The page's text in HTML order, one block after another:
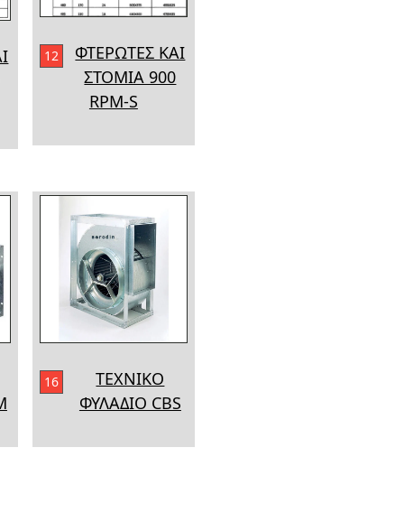
12
ΦΤΕΡΩΤΕΣ ΚΑΙ
ΣΤΟΜΙΑ 900
RPM-S
16
ΤΕΧΝΙΚΟ
ΦΥΛΑΔΙΟ CBS